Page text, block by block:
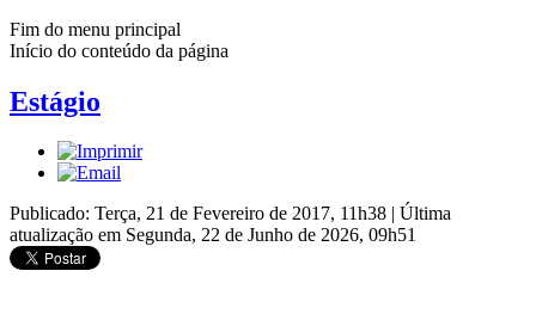
Fim do menu principal
Início do conteúdo da página
Estágio
Publicado: Terça, 21 de Fevereiro de 2017, 11h38 | Última
atualização em Segunda, 22 de Junho de 2026, 09h51